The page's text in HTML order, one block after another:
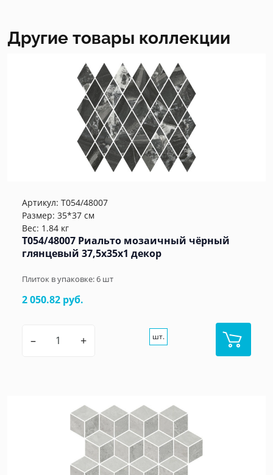
Другие товары коллекции
Артикул: T054/48007
Размер: 35*37 см
Вес: 1.84 кг
T054/48007 Риальто мозаичный чёрный
глянцевый 37,5x35x1 декор
Плиток в упаковке:6 шт
2 050.82 руб.
– + шт.